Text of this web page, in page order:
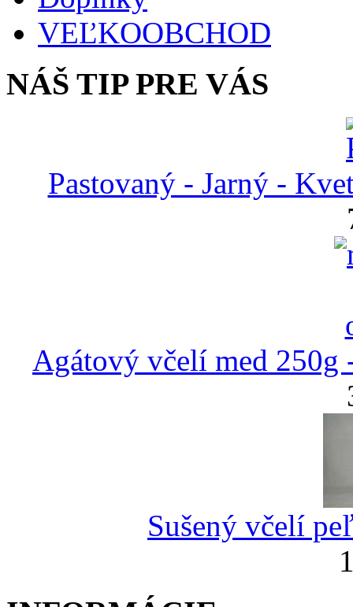
VEĽKOOBCHOD
NÁŠ TIP PRE VÁS
Pastovaný - Jarný -
Agátový včelí med 250g
Sušený včelí